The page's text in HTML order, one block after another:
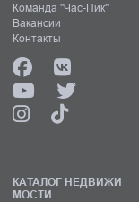
Команда "Час-Пик"
Вакансии
Контакты
КАТАЛОГ НЕДВИЖИ
МОСТИ